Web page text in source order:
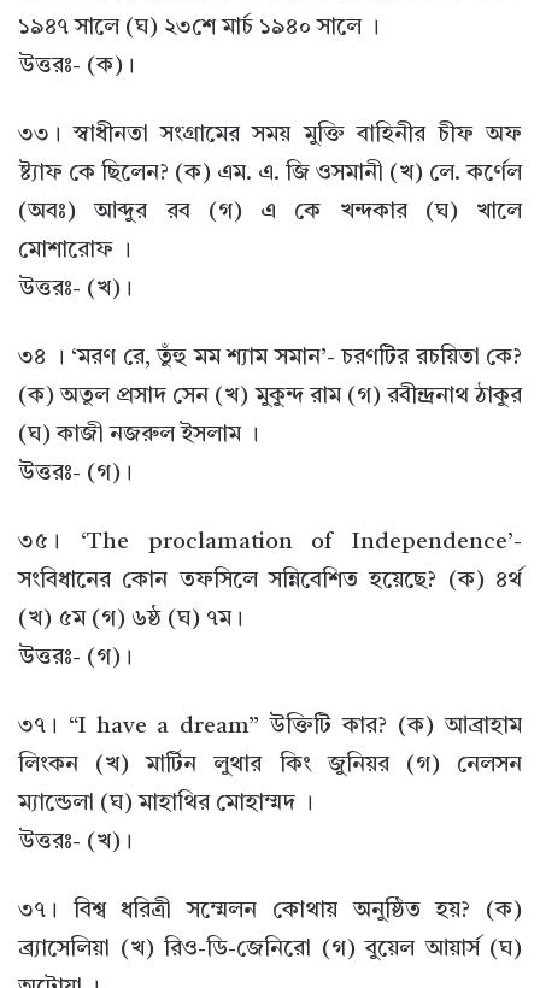
১৯৪৭ সালে (ঘ) ২৩শে মার্চ ১৯৪০ সালে ।
উত্তরঃ- (ক)।
৩৩। স্বাধীনতা সংগ্রামের সময় মুক্তি বাহিনীর চীফ অফ
ষ্ট্যাফ কে ছিলেন? (ক) এম. এ. জি ওসমানী (খ) লে. কর্ণেল
(অবঃ) আব্দুর রব (গ) এ কে খন্দকার (ঘ) খালে
মোশারোফ ।
উত্তরঃ- (খ)।
৩৪ । ‘মরণ রে, তুঁহু মম শ্যাম সমান’- চরণটির রচয়িতা কে?
(ক) অতুল প্রসাদ সেন (খ) মুকুন্দ রাম (গ) রবীন্দ্রনাথ ঠাকুর
(ঘ) কাজী নজরুল ইসলাম ।
উত্তরঃ- (গ)।
৩৫। ‘The proclamation of Independence’-
সংবিধানের কোন তফসিলে সন্নিবেশিত হয়েছে? (ক) ৪র্থ
(খ) ৫ম (গ) ৬ষ্ঠ (ঘ) ৭ম।
উত্তরঃ- (গ)।
৩৭। “I have a dream” উক্তিটি কার? (ক) আব্রাহাম
লিংকন (খ) মার্টিন লুথার কিং জুনিয়র (গ) নেলসন
ম্যান্ডেলা (ঘ) মাহাথির মোহাম্মদ ।
উত্তরঃ- (খ)।
৩৭। বিশ্ব ধরিত্রী সম্মেলন কোথায় অনুষ্ঠিত হয়? (ক)
ব্র্যাসেলিয়া (খ) রিও-ডি-জেনিরো (গ) বুয়েল আয়ার্স (ঘ)